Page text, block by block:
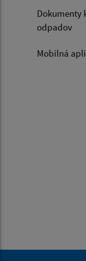
Dokumenty
odpadov
Mobilná